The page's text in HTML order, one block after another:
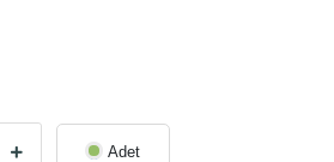
Adet